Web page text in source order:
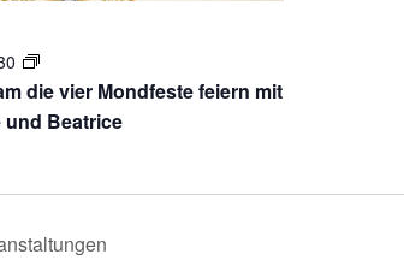
die vier Mondfeste feiern mit
und Beatrice